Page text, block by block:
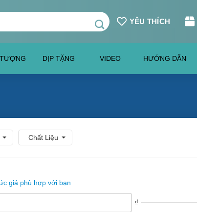
YÊU THÍCH
DỊP TẶNG VIDEO HƯỚNG DẪN
Chất Liệu
giá phù hợp với bạn
₫